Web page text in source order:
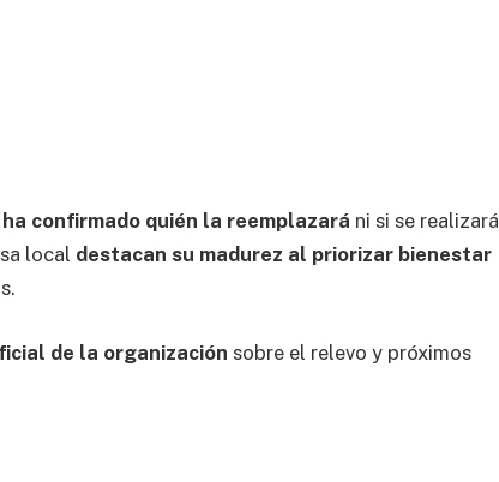
ha confirmado quién la reemplazará ni si se realizará
local destacan su madurez al priorizar bienestar
de la organización sobre el relevo y próximos